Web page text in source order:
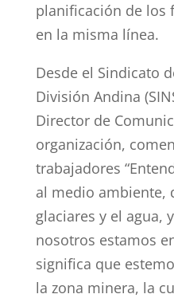
planificación de los
en la misma línea.
Desde el Sindicato
División Andina
Director de
organización,
trabajadores
al medio ambiente,
glaciares y el agua,
nosotros estamos
significa que
la zona minera, la